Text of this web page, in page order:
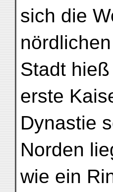
sich die
Stadt
erste
Dynastie
Norden
wie ein